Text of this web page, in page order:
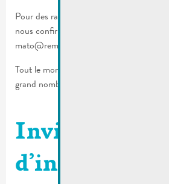
Pour des raisons d’organisation, merci de
nous confirmer votre présence jusqu’au
mato@remich.lu / T. (+352) 23 69 2-1.
Tout le monde est le bienvenu. Nous
grand nombre.
Invitation |
d’information